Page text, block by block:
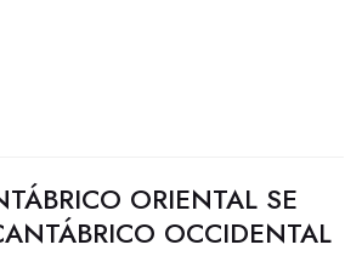
ORIENTAL SE
OCCIDENTAL